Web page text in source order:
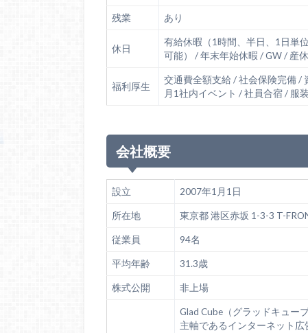
残業 あり
休日
有給休暇（1時間、半日、1日単
可能） / 年末年始休暇 / GW / 産
福利厚生
交通費全額支給 / 社会保険完備 /
月1社内イベント / 社員合宿 / 服
会社概要
設立 2007年1月1日
所在地 東京都 港区赤坂 1-3-3 T-
従業員 94名
平均年齢 31.3歳
株式公開 非上場
Glad Cube（グラッドキュー
主軸であるインターネット